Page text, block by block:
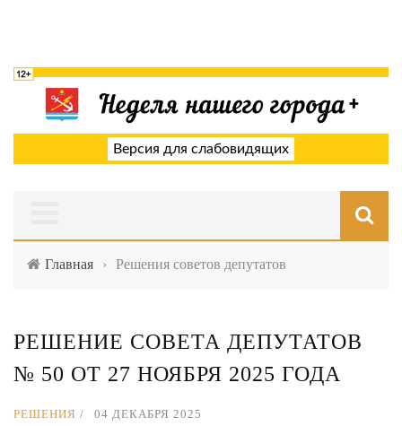
Версия для слабовидящих
Главная › Решения советов депутатов
РЕШЕНИЕ СОВЕТА ДЕПУТАТОВ
№ 50 ОТ 27 НОЯБРЯ 2025 ГОДА
РЕШЕНИЯ 04 ДЕКАБРЯ 2025